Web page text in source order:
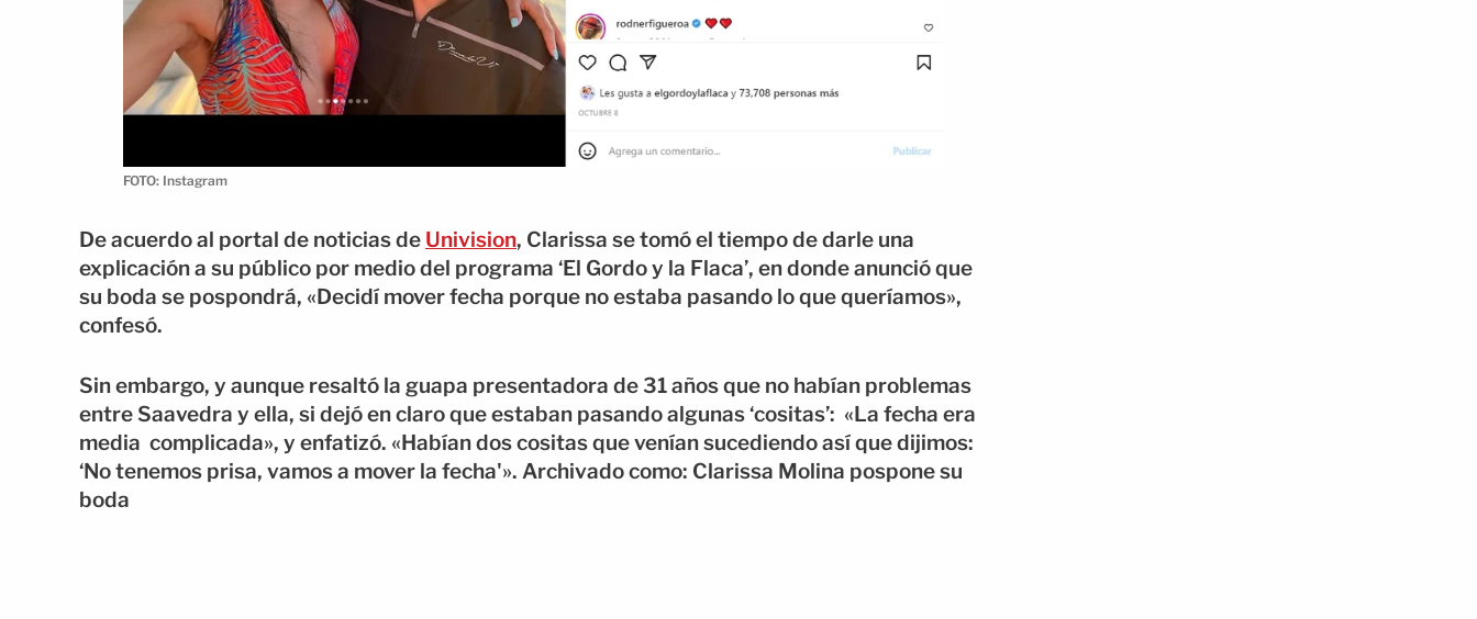
FOTO: Instagram
De acuerdo al portal de noticias de Univision, Clarissa se tomó el tiempo de darle una
explicación a su público por medio del programa ‘El Gordo y la Flaca’, en donde anunció que
su boda se pospondrá, «Decidí mover fecha porque no estaba pasando lo que queríamos»,
confesó.
Sin embargo, y aunque resaltó la guapa presentadora de 31 años que no habían problemas
entre Saavedra y ella, si dejó en claro que estaban pasando algunas ‘cositas’: «La fecha era
media complicada», y enfatizó. «Habían dos cositas que venían sucediendo así que dijimos:
‘No tenemos prisa, vamos a mover la fecha'». Archivado como: Clarissa Molina pospone su
boda